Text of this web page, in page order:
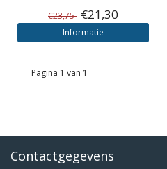
€23,75 €21,30
Informatie
Pagina 1 van 1
Contactgegevens